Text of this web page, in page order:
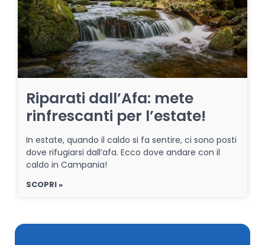
Riparati dall’Afa: mete
rinfrescanti per l’estate!
In estate, quando il caldo si fa sentire, ci sono posti
dove rifugiarsi dall’afa. Ecco dove andare con il
caldo in Campania!
SCOPRI »